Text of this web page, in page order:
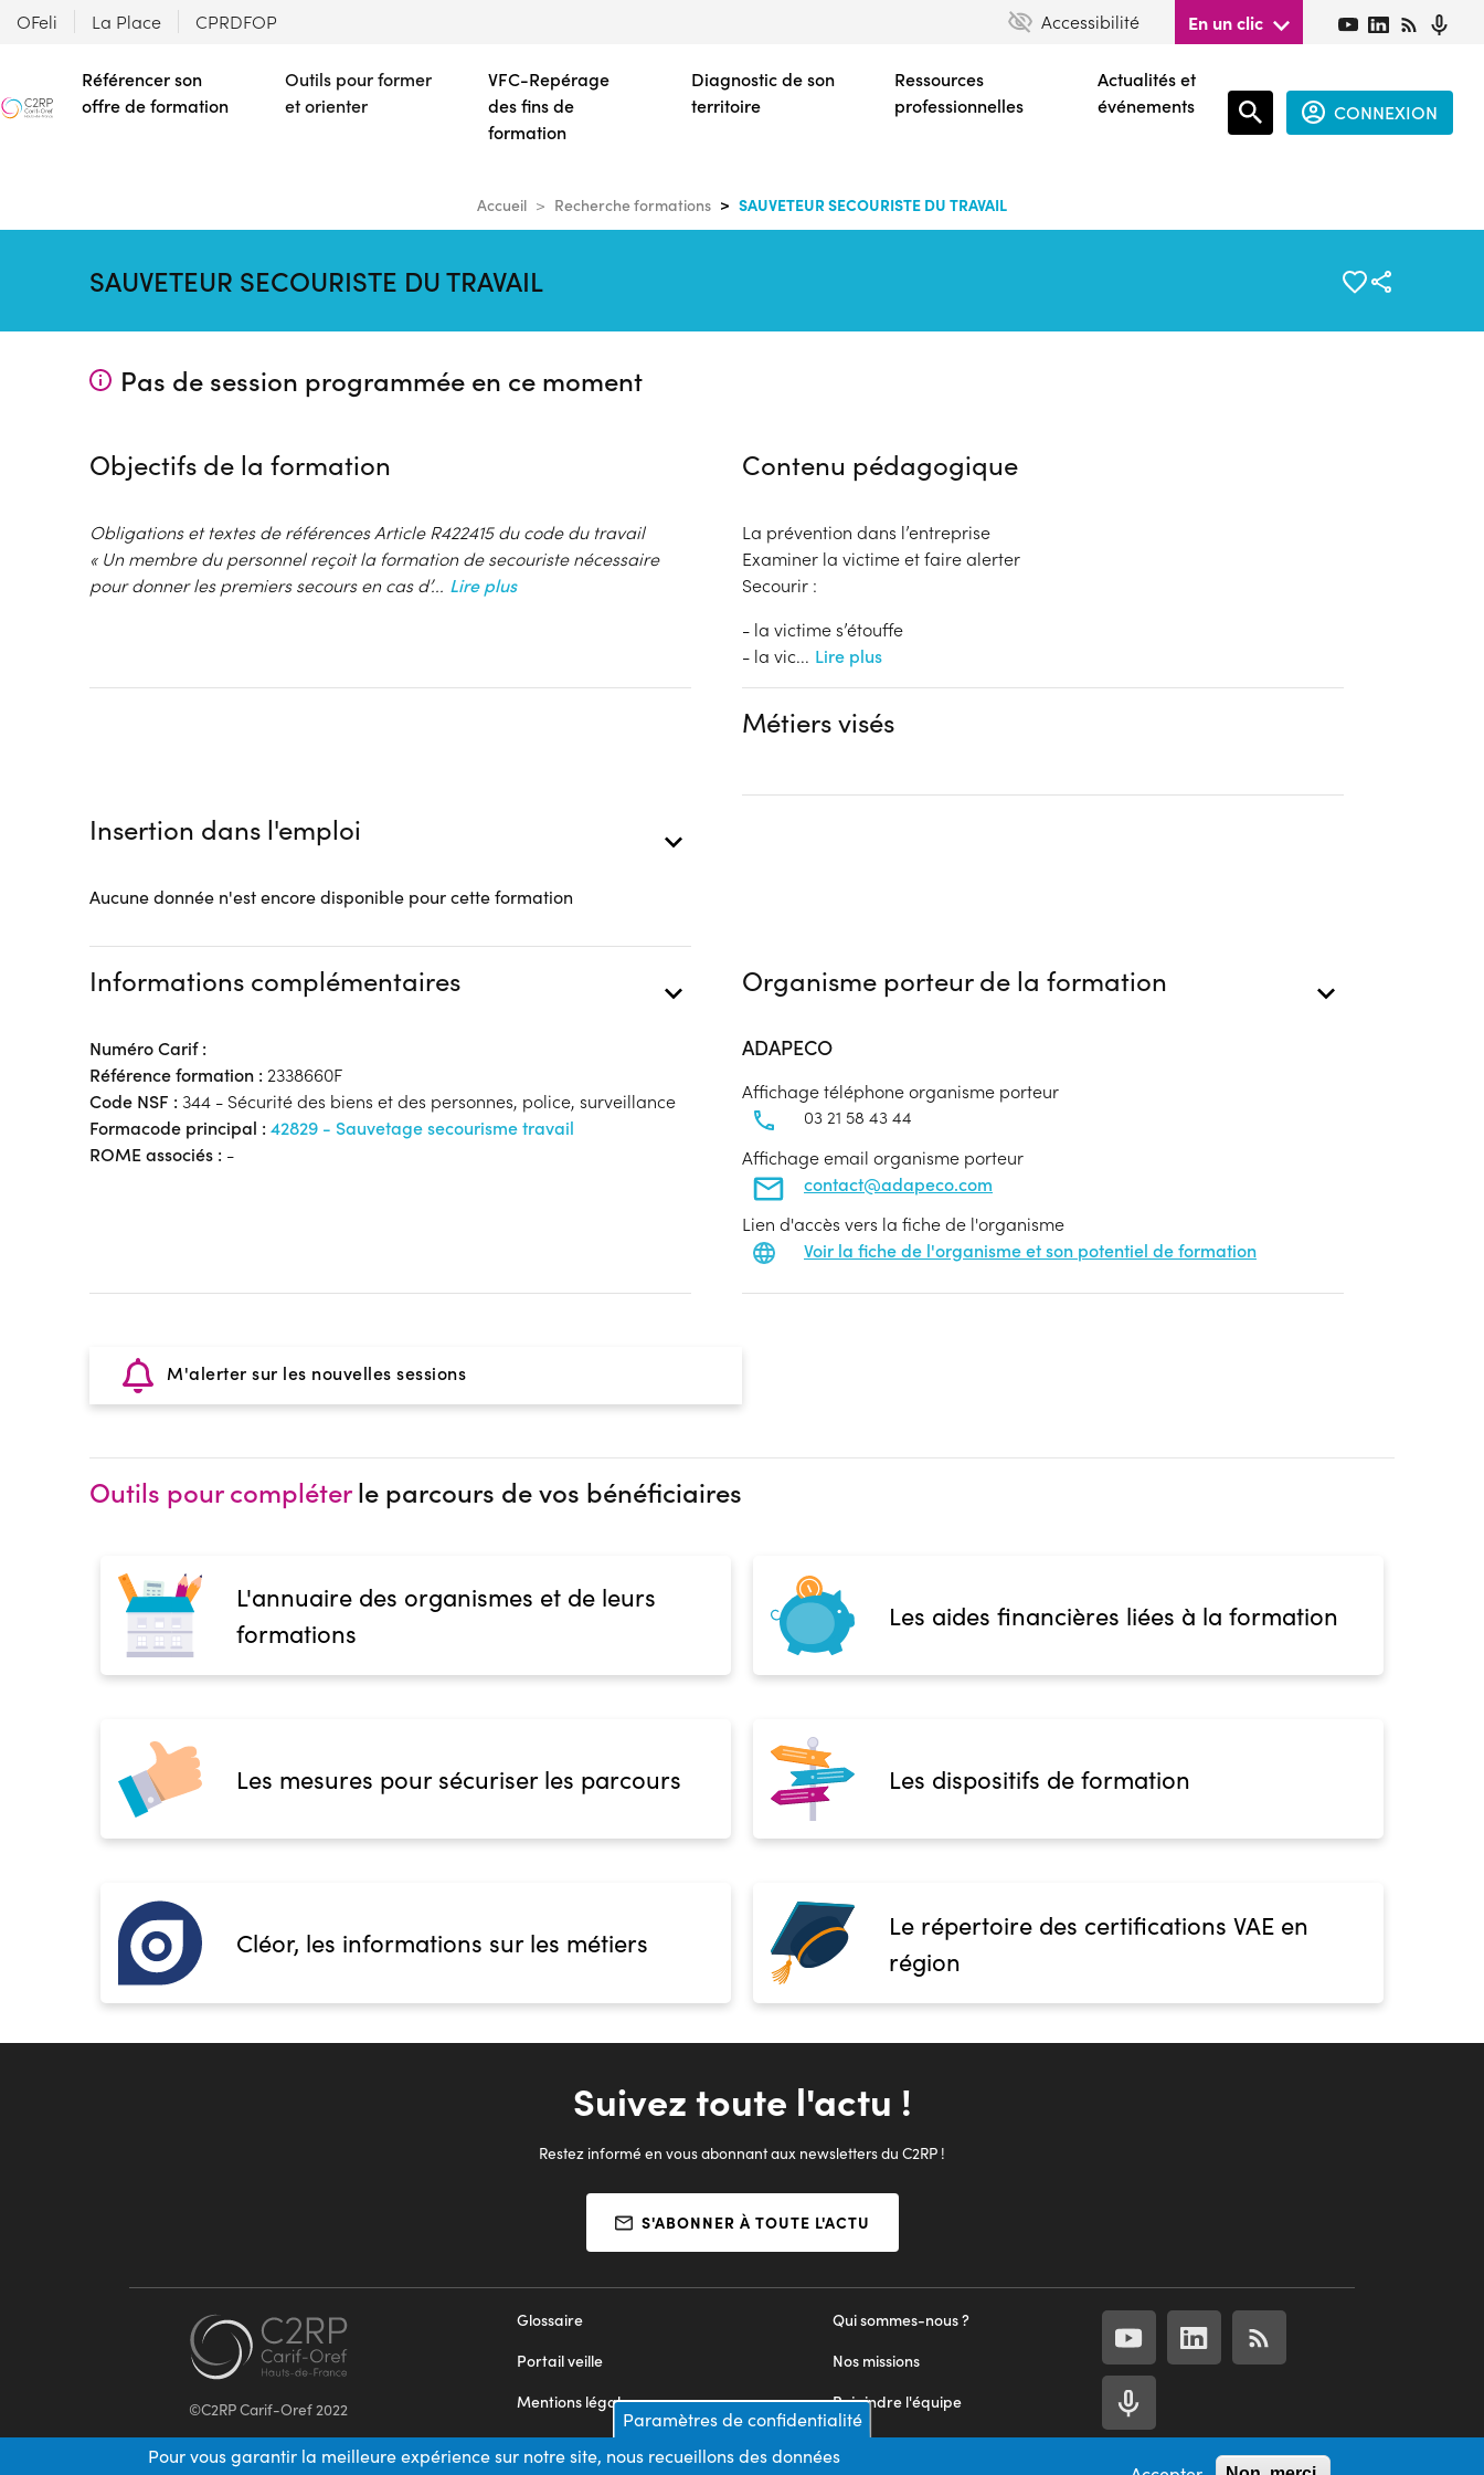
contenu
principal
OFeli La Place CPRDFOP Accessibilité En un clic
Référencer son
offre de formation
Outils pour former
et orienter
VFC-Repérage
des fins de
formation
Diagnostic de son
territoire
Ressources
professionnelles
Actualités et
événements
CONNEXION
Accueil Recherche formations SAUVETEUR SECOURISTE DU TRAVAIL
SAUVETEUR SECOURISTE DU TRAVAIL
Pas de session programmée en ce moment
Objectifs de la formation
Obligations et textes de références Article R422415 du code du travail
« Un membre du personnel reçoit la formation de secouriste nécessaire
pour donner les premiers secours en cas d’... Lire plus
Contenu pédagogique
La prévention dans l’entreprise
Examiner la victime et faire alerter
Secourir :
- la victime s’étouffe
- la vic... Lire plus
Métiers visés
Insertion dans l'emploi
Aucune donnée n'est encore disponible pour cette formation
Informations complémentaires
Numéro Carif :
Référence formation : 2338660F
Code NSF : 344 - Sécurité des biens et des personnes, police, surveillance
Formacode principal : 42829 - Sauvetage secourisme travail
ROME associés : -
Organisme porteur de la formation
ADAPECO
Affichage téléphone organisme porteur
03 21 58 43 44
Affichage email organisme porteur
contact@adapeco.com
Lien d'accès vers la fiche de l'organisme
Voir la fiche de l'organisme et son potentiel de formation
M'alerter sur les nouvelles sessions
Outils pour compléterle parcours de vos bénéficiaires
L'annuaire des organismes et de leurs
formations
Les aides financières liées à la formation
Les mesures pour sécuriser les parcours Les dispositifs de formation
Cléor, les informations sur les métiers
Le répertoire des certifications VAE en
région
Suivez toute l'actu !
Restez informé en vous abonnant aux newsletters du C2RP !
S'ABONNER À TOUTE L'ACTU
©C2RP Carif-Oref 2022
Qui sommes-nous ?
Nos missions
Rejoindre l'équipe
Nous contacter
Glossaire
Portail veille
Mentions légales
Appels d'offres
Paramètres de confidentialité
Pour vous garantir la meilleure expérience sur notre site, nous recueillons des données